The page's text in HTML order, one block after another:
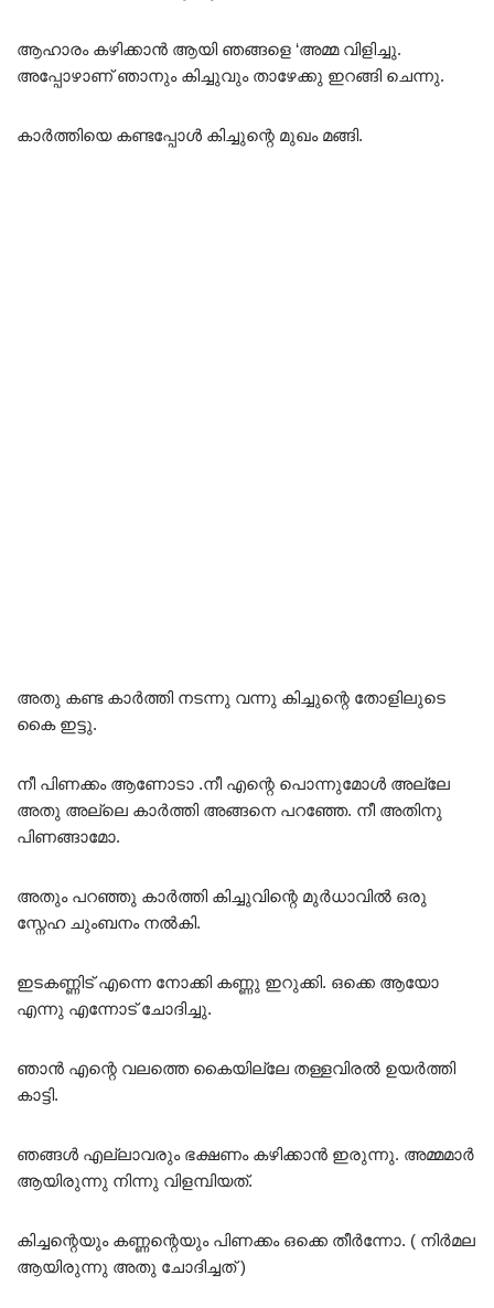
ആഹാരം കഴിക്കാൻ ആയി ഞങ്ങളെ ‘അമ്മ വിളിച്ചു.
അപ്പോഴാണ് ഞാനും കിച്ചുവും താഴേക്കു ഇറങ്ങി ചെന്നു.
കാർത്തിയെ കണ്ടപ്പോൾ കിച്ചുന്റെ മുഖം മങ്ങി.
അതു കണ്ട കാർത്തി നടന്നു വന്നു കിച്ചുന്റെ തോളിലുടെ
കൈ ഇട്ടു.
നീ പിണക്കം ആണോടാ .നീ എന്റെ പൊന്നുമോൾ അല്ലേ
അതു അല്ലെ കാർത്തി അങ്ങനെ പറഞ്ഞേ. നീ അതിനു
പിണങ്ങാമോ.
അതും പറഞ്ഞു കാർത്തി കിച്ചുവിന്റെ മുർധാവിൽ ഒരു
സ്നേഹ ചുംബനം നൽകി.
ഇടകണ്ണിട് എന്നെ നോക്കി കണ്ണു ഇറുക്കി. ഒക്കെ ആയോ
എന്നു എന്നോട് ചോദിച്ചു.
ഞാൻ എന്റെ വലത്തെ കൈയില്ലേ തള്ളവിരൽ ഉയർത്തി
കാട്ടി.
ഞങ്ങൾ എല്ലാവരും ഭക്ഷണം കഴിക്കാൻ ഇരുന്നു. അമ്മമാർ
ആയിരുന്നു നിന്നു വിളമ്പിയത്.
കിച്ചന്റെയും കണ്ണന്റെയും പിണക്കം ഒക്കെ തീർന്നോ. ( നിർമല
ആയിരുന്നു അതു ചോദിച്ചത് )